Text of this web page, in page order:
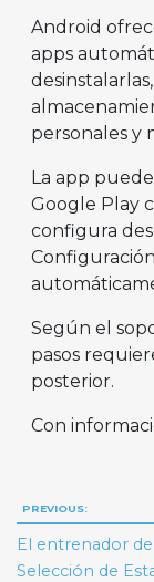
Android
apps
personales y
La app
Google Play
configura
Según el
pasos
posterior.
Con
de
entradas
PREVIOUS:
El entrenador
Selección de